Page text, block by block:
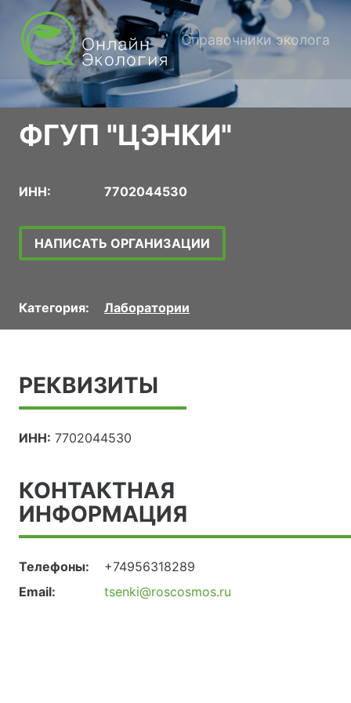
Справочники эколога
ФГУП "ЦЭНКИ"
ИНН: 7702044530
НАПИСАТЬ ОРГАНИЗАЦИИ
Категория: Лаборатории
РЕКВИЗИТЫ
ИНН: 7702044530
КОНТАКТНАЯ
ИНФОРМАЦИЯ
Телефоны:
+74956318289
Email:
tsenki@roscosmos.ru